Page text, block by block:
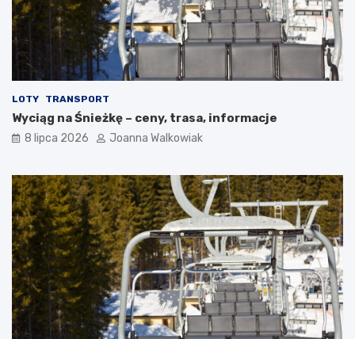
LOTY TRANSPORT
Wyciąg na Śnieżkę – ceny, trasa, informacje
8 lipca 2026 Joanna Walkowiak